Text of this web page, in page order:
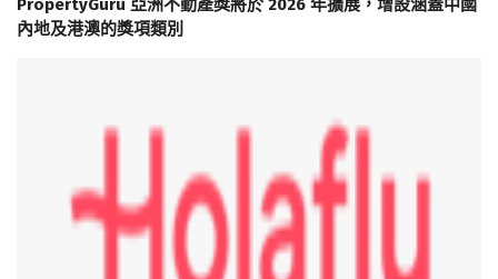
PropertyGuru 亞洲不動產獎將於 2026 年擴展，增設涵蓋中國
內地及港澳的獎項類別